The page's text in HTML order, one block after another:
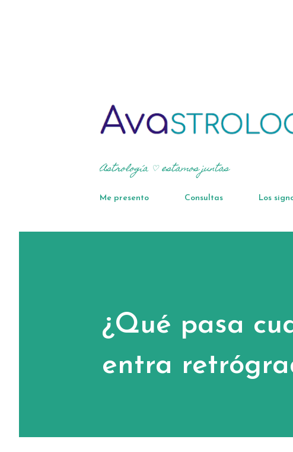
Astrología ♡ estamos juntas
Me presento Consultas Los
¿Qué pasa
entra